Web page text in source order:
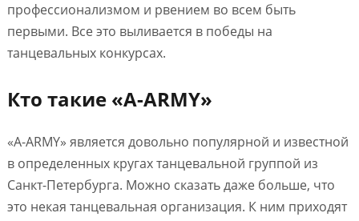
профессионализмом и рвением во всем быть
первыми. Все это выливается в победы на
танцевальных конкурсах.
Кто такие «A-ARMY»
«A-ARMY» является довольно популярной и известной
в определенных кругах танцевальной группой из
Санкт-Петербурга. Можно сказать даже больше, что
это некая танцевальная организация. К ним приходят